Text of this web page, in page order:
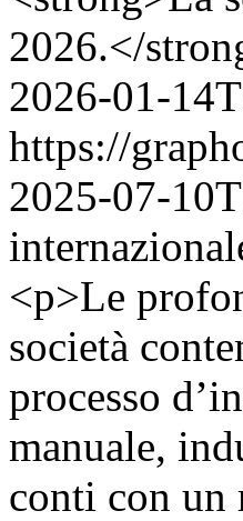
2026.</
2026-01-
https://
2025-07-
<p>Le
società
processo
manuale,
conti con un